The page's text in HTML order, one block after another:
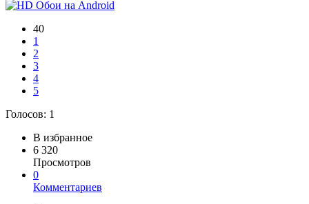
40
1
2
3
4
5
Голосов: 1
В избранное
6 320
Просмотров
0
Комментариев